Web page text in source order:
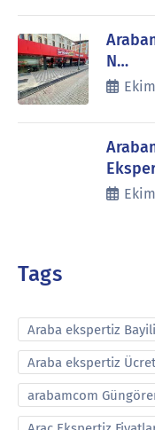
N…
Tags
Araba ekspertiz
Araba ekspertiz
arabamcom